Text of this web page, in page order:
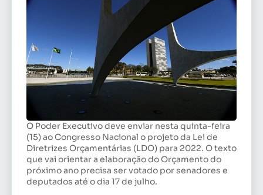
O Poder Executivo deve enviar nesta quinta-feira
(15) ao Congresso Nacional o projeto da Lei de
Diretrizes Orçamentárias (LDO) para 2022. O texto
que vai orientar a elaboração do Orçamento do
próximo ano precisa ser votado por senadores e
deputados até o dia 17 de julho.